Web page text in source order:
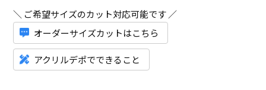
＼ ご希望サイズのカット対応可能です ／
オーダーサイズカットはこちら
アクリルデポでできること